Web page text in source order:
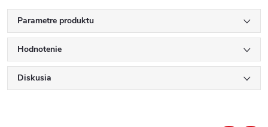
Parametre produktu
Hodnotenie
Diskusia